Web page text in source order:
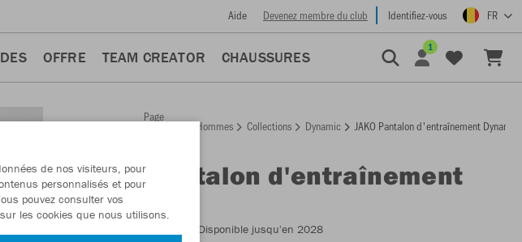
Aide Devenez membre du club Identifiez-vous FR
OFFRE TEAM CREATOR CHAUSSURES
1
Retour
Page
Hommes Collections Dynamic JAKO Pantalon d'entraînement Dynamic
JAKO Pantalon d'entraînement
Dynamic
- Disponible jusqu'en 2028
de nos visiteurs, pour
personnalisés et pour
pouvez consulter vos
les cookies que nous utilisons.